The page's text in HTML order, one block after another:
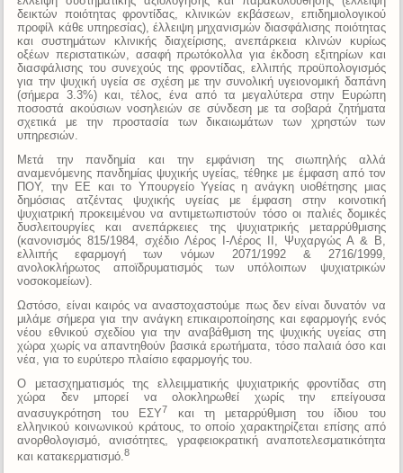
δεικτών ποιότητας φροντίδας, κλινικών εκβάσεων, επιδημιολογικού
προφίλ κάθε υπηρεσίας), έλλειψη μηχανισμών διασφάλισης ποιότητας
και συστημάτων κλινικής διαχείρισης, ανεπάρκεια κλινών κυρίως
οξέων περιστατικών, ασαφή πρωτόκολλα για έκδοση εξιτηρίων και
διασφάλισης του συνεχούς της φροντίδας, ελλιπής προϋπολογισμός
για την ψυχική υγεία σε σχέση με την συνολική υγειονομική δαπάνη
(σήμερα 3.3%) και, τέλος, ένα από τα μεγαλύτερα στην Ευρώπη
ποσοστά ακούσιων νοσηλειών σε σύνδεση με τα σοβαρά ζητήματα
σχετικά με την προστασία των δικαιωμάτων των χρηστών των
υπηρεσιών.
Μετά την πανδημία και την εμφάνιση της σιωπηλής αλλά
αναμενόμενης πανδημίας ψυχικής υγείας, τέθηκε με έμφαση από τον
ΠΟΥ, την ΕΕ και το Υπουργείο Υγείας η ανάγκη υιοθέτησης μιας
δημόσιας ατζέντας ψυχικής υγείας με έμφαση στην κοινοτική
ψυχιατρική προκειμένου να αντιμετωπιστούν τόσο οι παλιές δομικές
δυσλειτουργίες και ανεπάρκειες της ψυχιατρικής μεταρρύθμισης
(κανονισμός 815/1984, σχέδιο Λέρος I-Λέρος II, Ψυχαργώς Α & Β,
ελλιπής εφαρμογή των νόμων 2071/1992 & 2716/1999,
ανολοκλήρωτος αποϊδρυματισμός των υπόλοιπων ψυχιατρικών
νοσοκομείων).
Ωστόσο, είναι καιρός να αναστοχαστούμε πως δεν είναι δυνατόν να
μιλάμε σήμερα για την ανάγκη επικαιροποίησης και εφαρμογής ενός
νέου εθνικού σχεδίου για την αναβάθμιση της ψυχικής υγείας στη
χώρα χωρίς να απαντηθούν βασικά ερωτήματα, τόσο παλαιά όσο και
νέα, για το ευρύτερο πλαίσιο εφαρμογής του.
Ο μετασχηματισμός της ελλειμματικής ψυχιατρικής φροντίδας στη
χώρα δεν μπορεί να ολοκληρωθεί χωρίς την επείγουσα
ανασυγκρότηση του ΕΣΥ7
και τη μεταρρύθμιση του ίδιου του
ελληνικού κοινωνικού κράτους, το οποίο χαρακτηρίζεται επίσης από
ανορθολογισμό, ανισότητες, γραφειοκρατική αναποτελεσματικότητα
και κατακερματισμό.8